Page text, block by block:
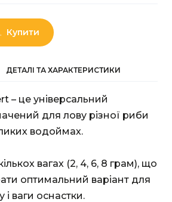
Купити
ДЕТАЛІ ТА ХАРАКТЕРИСТИКИ
– це універсальний
для лову різної риби
водоймах.
вагах (2, 4, 6, 8 грам), що
оптимальний варіант для
і ваги оснастки.